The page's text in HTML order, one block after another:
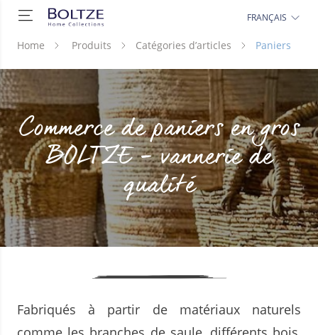
FRANÇAIS
Home Produits Catégories d’articles Paniers
Commerce de paniers en gros
BOLTZE - vannerie de
qualité
Fabriqués à partir de matériaux naturels